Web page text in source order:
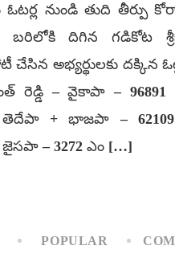
ఓటర్ల నుండి తుది తీర్పు
దిగిన గడికోట
చేసిన అభ్యర్థులకు దక్కిన
రెడ్డి – వైకాపా –
తెదేపా + భాజపా – 62109
జైసపా – 3272 ఎం […]
POPULAR